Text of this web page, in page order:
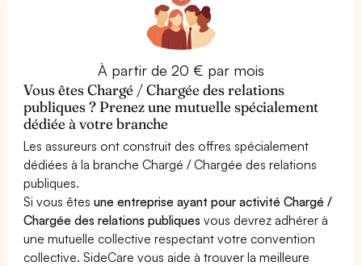
À partir de 20 € par mois
Vous êtes Chargé / Chargée des relations
publiques ? Prenez une mutuelle spécialement
dédiée à votre branche
Les assureurs ont construit des offres spécialement
dédiées à la branche Chargé / Chargée des relations
publiques.
Si vous êtesune entreprise ayant pour activité Chargé /
Chargée des relations publiques vous devrez adhérer à
une mutuelle collective respectant votre convention
collective. SideCare vous aide à trouver la meilleure